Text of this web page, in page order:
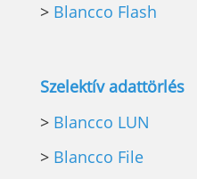
> Blancco Flash
Szelektív adattörlés
> Blancco LUN
> Blancco File